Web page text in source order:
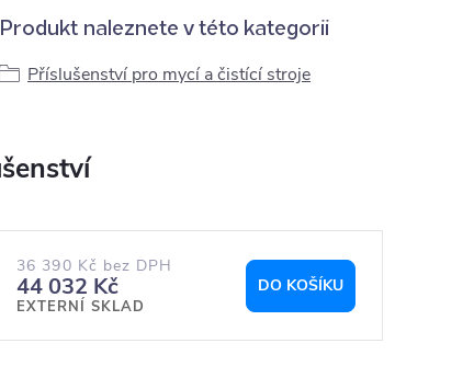
Produkt naleznete v této kategorii
Příslušenství pro mycí a čistící stroje
36 390 Kč bez DPH
44 032 Kč
EXTERNÍ SKLAD
DO KOŠÍKU